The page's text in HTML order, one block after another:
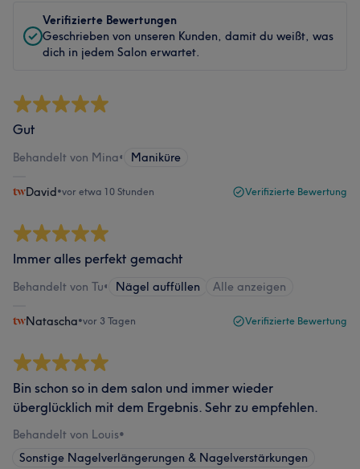
Verifizierte Bewertungen
Geschrieben von unseren Kunden, damit du weißt, was
dich in jedem Salon erwartet.
Gut
Behandelt von Mina• Maniküre
David•vor etwa 10 Stunden Verifizierte Bewertung
Immer alles perfekt gemacht
Behandelt von Tu• Nägel auffüllen Alle anzeigen
Natascha•vor 3 Tagen Verifizierte Bewertung
Bin schon so in dem salon und immer wieder
überglücklich mit dem Ergebnis. Sehr zu empfehlen.
Behandelt von Louis•
Sonstige Nagelverlängerungen & Nagelverstärkungen